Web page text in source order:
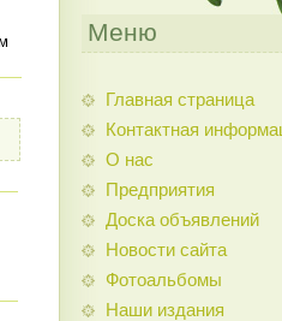
Меню
Главная страница
Контактная
О нас
Предприятия
Доска объявлений
Новости сайта
Фотоальбомы
Наши издания